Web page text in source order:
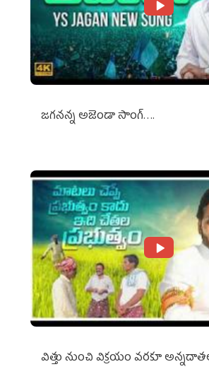
జగనన్న అజెండా సాంగ్….
విత్తు నుంచి విక్రయం వరకూ